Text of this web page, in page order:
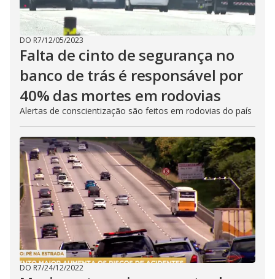
DO R7/12/05/2023
Falta de cinto de segurança no
banco de trás é responsável por
40% das mortes em rodovias
Alertas de conscientização são feitos em rodovias do país
DO R7/24/12/2022